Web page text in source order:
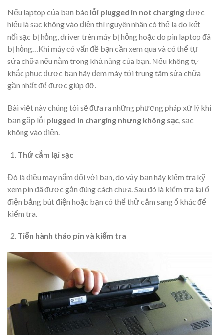
Nếu laptop của bạn báo lỗi plugged in not chargingđược
hiểu là sạc không vào điện thì nguyên nhân có thể là do kết
nối sạc bị hỏng, driver trên máy bị hỏng hoặc do pin laptop đã
bị hỏng…Khi máy có vấn đề bạn cần xem qua và có thể tự
sửa chữa nếu nằm trong khả năng của bạn. Nếu không tự
khắc phục được bạn hãy đem máy tới trung tâm sửa chữa
gần nhất để được giúp đỡ.
Bài viết này chúng tôi sẽ đưa ra những phương pháp xử lý khi
bạn gặp lỗi plugged in charging nhưng không sạc, sạc
không vào điện.
Thứ cắm lại sạc
Đó là điều may nắm đối với bạn, do vậy bạn hãy kiểm tra kỹ
xem pin đã được gắn đúng cách chưa. Sau đó là kiểm tra lại ổ
điện bằng bút điện hoặc bạn có thể thử cắm sang ổ khác để
kiểm tra.
Tiến hành tháo pin và kiểm tra